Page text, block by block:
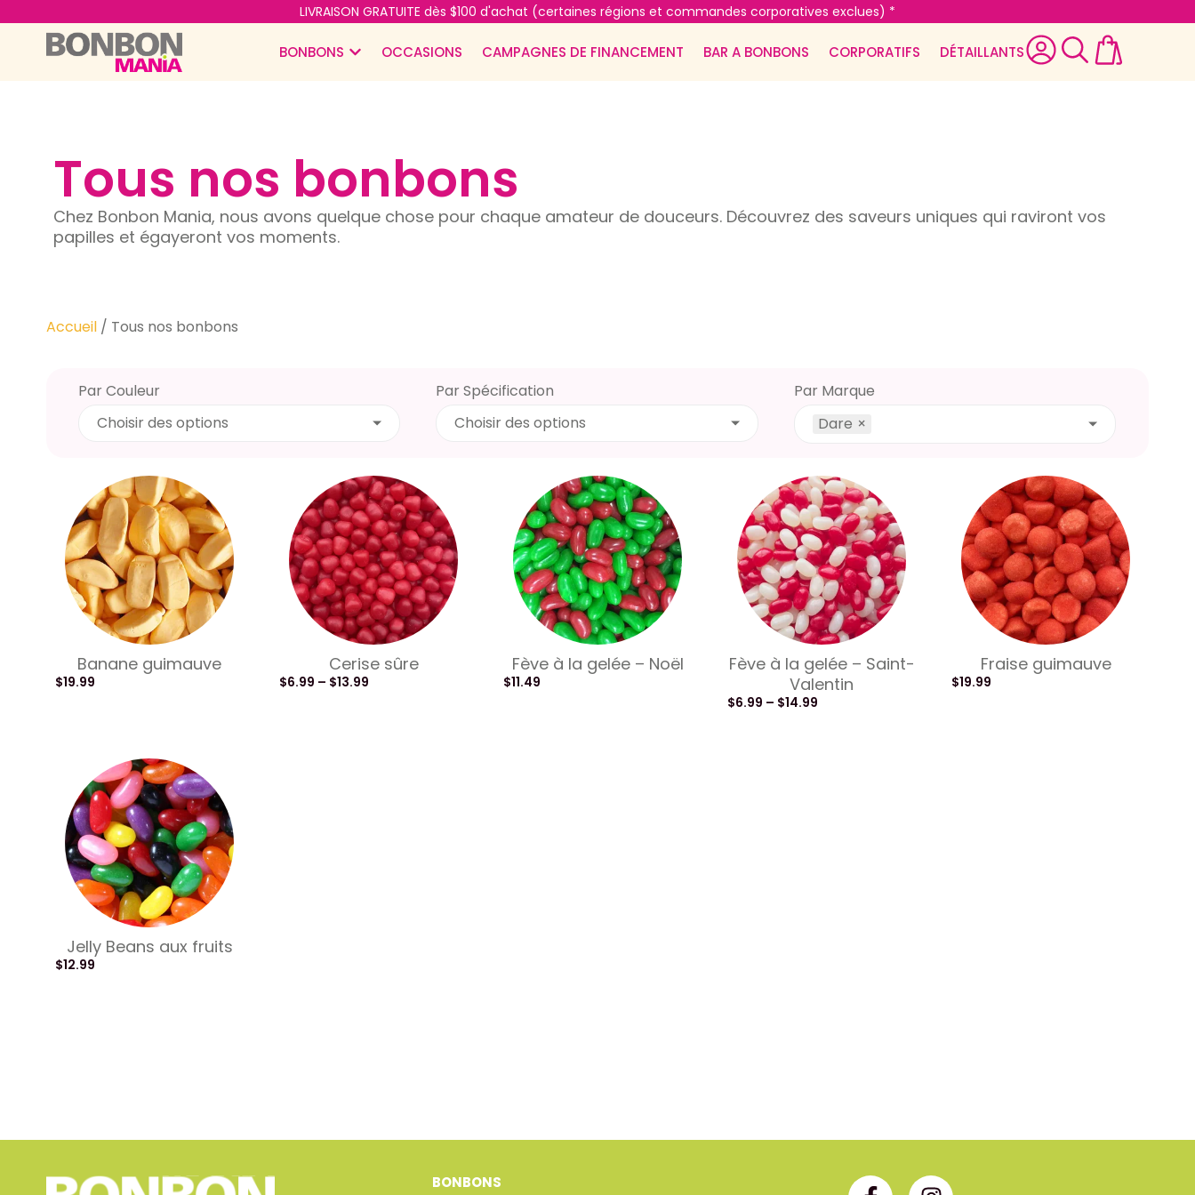
LIVRAISON GRATUITE dès $100 d'achat (certaines régions et commandes corporatives exclues) *
BONBONS OCCASIONS CAMPAGNES DE FINANCEMENT BAR A BONBONS CORPORATIFS DÉTAILLANTS
Tous nos bonbons
Chez Bonbon Mania, nous avons quelque chose pour chaque amateur de douceurs. Découvrez des saveurs uniques qui raviront vos
papilles et égayeront vos moments.
Accueil / Tous nos bonbons
Par Couleur
Choisir des options
Par Spécification
Choisir des options
Par Marque
Dare ×
Banane guimauve
$19.99
Cerise sûre
$6.99 – $13.99
Fève à la gelée – Noël
$11.49
Fève à la gelée – Saint-
Valentin
$6.99 – $14.99
Fraise guimauve
$19.99
Jelly Beans aux fruits
$12.99
BONBONS